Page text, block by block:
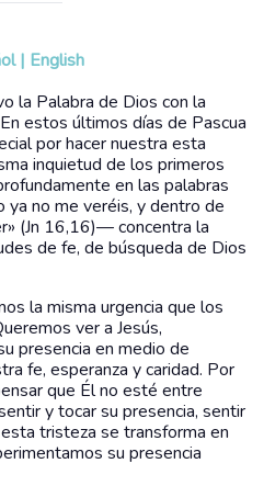
| English
la Palabra de Dios con la
estos últimos días de Pascua
por hacer nuestra esta
inquietud de los primeros
en las palabras
no me veréis, y dentro de
(Jn 16,16)— concentra la
de fe, de búsqueda de Dios
la misma urgencia que los
ver a Jesús,
presencia en medio de
fe, esperanza y caridad. Por
que Él no esté entre
y tocar su presencia, sentir
tristeza se transforma en
su presencia